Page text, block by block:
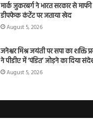
मार्क जुकरबर्ग ने भारत सरकार से
डीपफेक कंटेंट पर जताया खेद
August 5, 2026
जनेश्वर मिश्र जयंती पर सपा का शक्ति
ने पीडीए में ‘पंडित’ जोड़ने का दिया
August 5, 2026